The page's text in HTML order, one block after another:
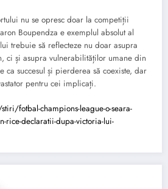
nu se opresc doar la competiții
Boupendza e exemplul absolut al
trebuie să reflecteze nu doar asupra
ci și asupra vulnerabilităților umane din
ca succesul și pierderea să coexiste, dar
pentru cei implicați.
fotbal-champions-league-o-seara-
rice-declaratii-dupa-victoria-lui-